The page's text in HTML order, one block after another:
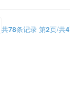
共78条记录 第2页/共4